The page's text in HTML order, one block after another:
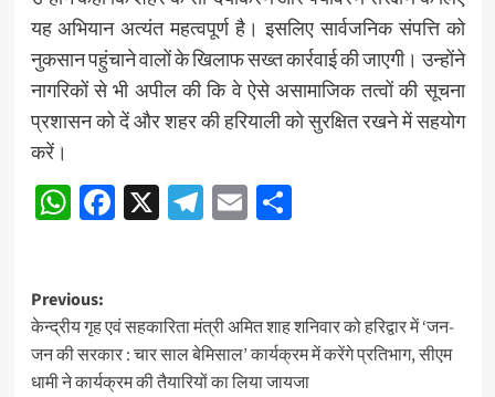
यह अभियान अत्यंत महत्वपूर्ण है। इसलिए सार्वजनिक संपत्ति को
नुकसान पहुंचाने वालों के खिलाफ सख्त कार्रवाई की जाएगी। उन्होंने
नागरिकों से भी अपील की कि वे ऐसे असामाजिक तत्वों की सूचना
प्रशासन को दें और शहर की हरियाली को सुरक्षित रखने में सहयोग
करें।
WhatsApp
Facebook
X Telegram
EmailShare
Post
navigation
Previous:
केन्द्रीय गृह एवं सहकारिता मंत्री अमित शाह शनिवार को हरिद्वार में ‘जन-
जन की सरकार : चार साल बेमिसाल’ कार्यक्रम में करेंगे प्रतिभाग, सीएम
धामी ने कार्यक्रम की तैयारियों का लिया जायजा